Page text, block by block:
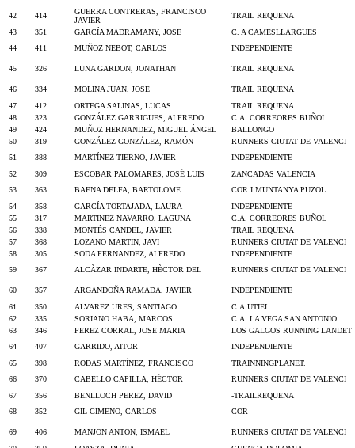
42 414
GUERRA CONTRERAS, FRANCISCO
JAVIER
TRAIL REQUENA
43
351 GARCÍA MADRAMANY, JOSE
C. A CAMESLLARGUES
44
411 MUÑOZ NEBOT, CARLOS INDEPENDIENTE
45 326 LUNA GARDON, JONATHAN TRAIL REQUENA
46 334 MOLINA JUAN, JOSE
TRAIL REQUENA
47
412 ORTEGA SALINAS, LUCAS
TRAIL REQUENA
48
323 GONZÁLEZ GARRIGUES, ALFREDO
C.A. CORREORES BUÑOL
49
424 MUÑOZ HERNANDEZ, MIGUEL ÁNGEL
BALLONGO
50
319 GONZÁLEZ GONZÁLEZ, RAMÓN
RUNNERS CIUTAT DE VALENCI
51
388 MARTÍNEZ TIERNO, JAVIER
INDEPENDIENTE
52
309 ESCOBAR PALOMARES, JOSÉ LUIS
ZANCADAS VALENCIA
53
363 BAENA DELFA, BARTOLOME
COR I MUNTANYA PUZOL
54
358 GARCÍA TORTAJADA, LAURA
INDEPENDIENTE
55
317 MARTINEZ NAVARRO, LAGUNA
C.A. CORREORES BUÑOL
56
338 MONTÉS CANDEL, JAVIER
TRAIL REQUENA
57
368 LOZANO MARTIN, JAVI
RUNNERS CIUTAT DE VALENCI
58
305 SODA FERNANDEZ, ALFREDO
INDEPENDIENTE
59
367 ALCÀZAR INDARTE, HÈCTOR DEL RUNNERS CIUTAT DE VALENCI
60 357 ARGANDOÑA RAMADA, JAVIER
INDEPENDIENTE
61
350 ALVAREZ URES, SANTIAGO
C.A.UTIEL
62
335 SORIANO HABA, MARCOS
C.A. LA VEGA SAN ANTONIO
63
346 PEREZ CORRAL, JOSE MARIA
LOS GALGOS RUNNING LANDET
64
407 GARRIDO, AITOR
INDEPENDIENTE
65
398 RODAS MARTÍNEZ, FRANCISCO
TRAINNINGPLANET.
66
370 CABELLO CAPILLA, HÉCTOR
RUNNERS CIUTAT DE VALENCI
67
356 BENLLOCH PEREZ, DAVID
-TRAILREQUENA
68
352 GIL GIMENO, CARLOS COR
69 406 MANJON ANTON, ISMAEL
RUNNERS CIUTAT DE VALENCI